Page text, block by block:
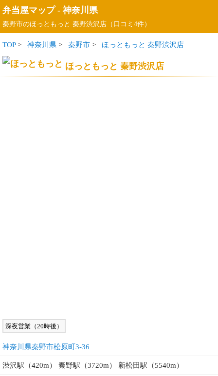
弁当屋マップ- 神奈川県
秦野市のほっともっと 秦野渋沢店（口コミ4件）
TOP> 神奈川県 > 秦野市 > ほっともっと 秦野渋沢店
ほっともっと 秦野渋沢店
深夜営業（20時後）
神奈川県秦野市松原町3-36
渋沢駅（420m） 秦野駅（3720m） 新松田駅（5540m）